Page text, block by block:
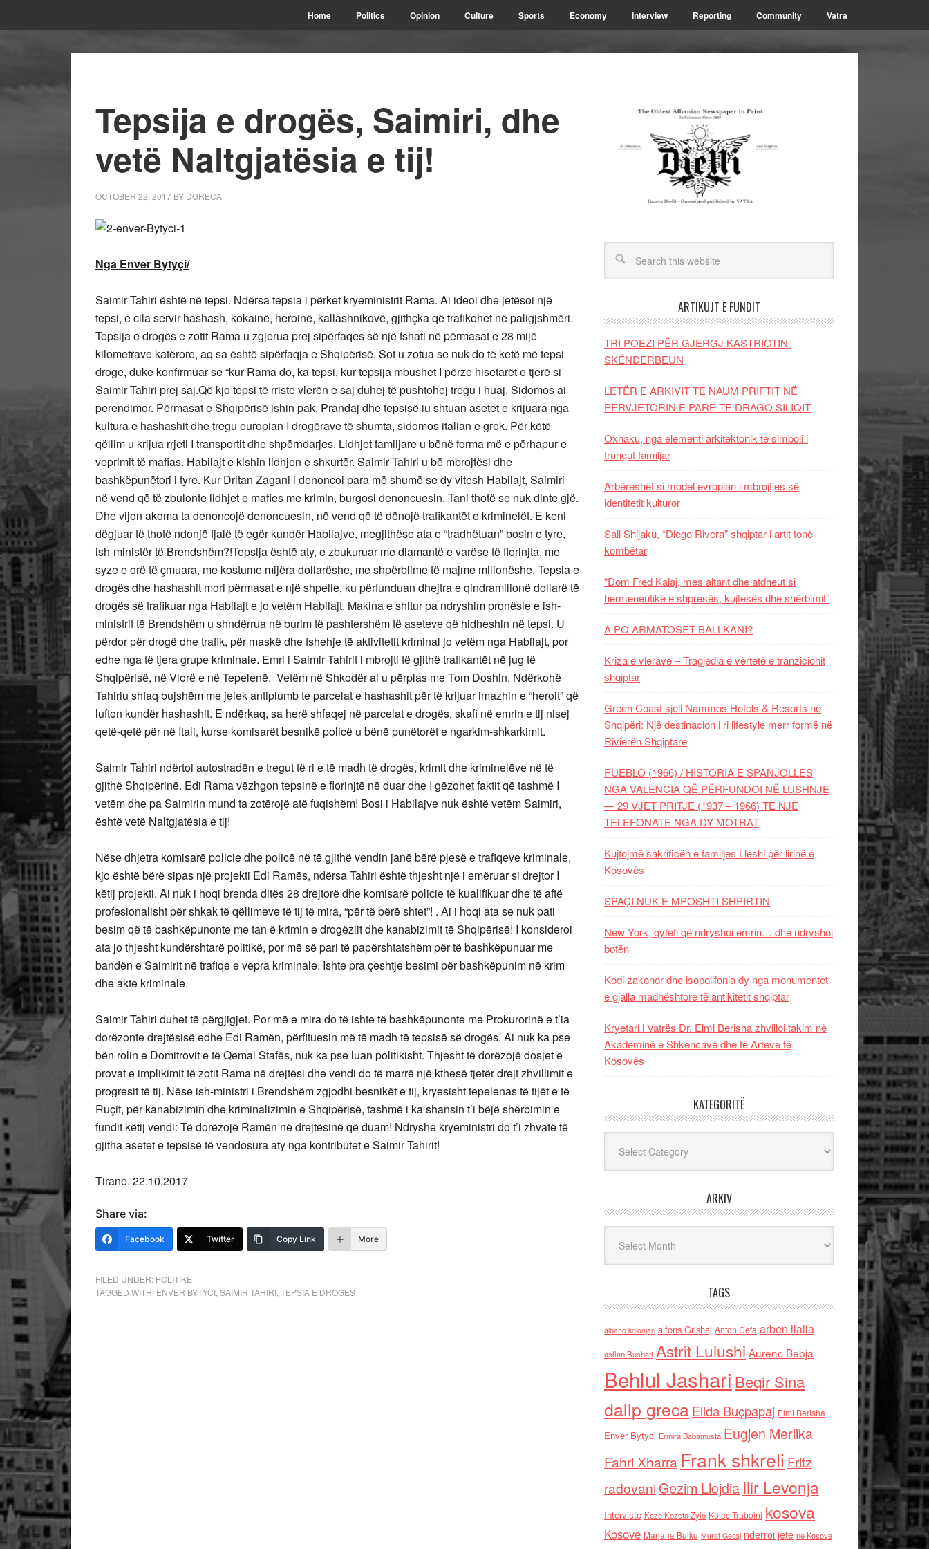
Home Politics Opinion Culture Sports Economy Interview Reporting Community Vatra
Tepsija e drogës, Saimiri, dhe
vetë Naltgjatësia e tij!
OCTOBER 22, 2017 BY DGRECA
Nga Enver Bytyçi/
Saimir Tahiri është në tepsi. Ndërsa tepsia i përket kryeministrit Rama. Ai ideoi dhe jetësoi një
tepsi, e cila servir hashash, kokainë, heroinë, kallashnikovë, gjithçka që trafikohet në paligjshmëri.
Tepsija e drogës e zotit Rama u zgjerua prej sipërfaqes së një fshati në përmasat e 28 mijë
kilometrave katërore, aq sa është sipërfaqja e Shqipërisë. Sot u zotua se nuk do të ketë më tepsi
droge, duke konfirmuar se “kur Rama do, ka tepsi, kur tepsija mbushet I përze hisetarët e tjerë si
Saimir Tahiri prej saj.Që kjo tepsi të rriste vlerën e saj duhej të pushtohej tregu i huaj. Sidomos ai
perendimor. Përmasat e Shqipërisë ishin pak. Prandaj dhe tepsisë iu shtuan asetet e krijuara nga
kultura e hashashit dhe tregu europian I drogërave të shumta, sidomos italian e grek. Për këtë
qëllim u krijua rrjeti I transportit dhe shpërndarjes. Lidhjet familjare u bënë forma më e përhapur e
veprimit të mafias. Habilajt e kishin lidhjen e shkurtër. Saimir Tahiri u bë mbrojtësi dhe
bashkëpunëtori i tyre. Kur Dritan Zagani i denoncoi para më shumë se dy vitesh Habilajt, Saimiri
në vend që të zbulonte lidhjet e mafies me krimin, burgosi denoncuesin. Tani thotë se nuk dinte gjë.
Dhe vijon akoma ta denoncojë denoncuesin, në vend që të dënojë trafikantët e kriminelët. E keni
dëgjuar të thotë ndonjë fjalë të egër kundër Habilajve, megjithëse ata e “tradhëtuan” bosin e tyre,
ish-ministër të Brendshëm?!Tepsija është aty, e zbukuruar me diamantë e varëse të florinjta, me
syze e orë të çmuara, me kostume mijëra dollarëshe, me shpërblime të majme milionëshe. Tepsia e
drogës dhe hashashit mori përmasat e një shpelle, ku përfunduan dhejtra e qindramilionë dollarë të
drogës së trafikuar nga Habilajt e jo vetëm Habilajt. Makina e shitur pa ndryshim pronësie e ish-
ministrit të Brendshëm u shndërrua në burim të pashtershëm të aseteve që hidheshin në tepsi. U
përdor për drogë dhe trafik, për maskë dhe fshehje të aktivitetit kriminal jo vetëm nga Habilajt, por
edhe nga të tjera grupe kriminale. Emri i Saimir Tahirit i mbrojti të gjithë trafikantët në jug të
Shqipërisë, në Vlorë e në Tepelenë. Vetëm në Shkodër ai u përplas me Tom Doshin. Ndërkohë
Tahiriu shfaq bujshëm me jelek antiplumb te parcelat e hashashit për të krijuar imazhin e “heroit” që
lufton kundër hashashit. E ndërkaq, sa herë shfaqej në parcelat e drogës, skafi në emrin e tij nisej
qetë-qetë për në Itali, kurse komisarët besnikë policë u bënë punëtorët e ngarkim-shkarkimit.
Saimir Tahiri ndërtoi autostradën e tregut të ri e të madh të drogës, krimit dhe kriminelëve në të
gjithë Shqipërinë. Edi Rama vëzhgon tepsinë e florinjtë në duar dhe I gëzohet faktit që tashmë I
vetëm dhe pa Saimirin mund ta zotërojë atë fuqishëm! Bosi i Habilajve nuk është vetëm Saimiri,
është vetë Naltgjatësia e tij!
Nëse dhjetra komisarë policie dhe policë në të gjithë vendin janë bërë pjesë e trafiqeve kriminale,
kjo është bërë sipas një projekti Edi Ramës, ndërsa Tahiri është thjesht një i emëruar si drejtor I
këtij projekti. Ai nuk i hoqi brenda ditës 28 drejtorë dhe komisarë policie të kualifikuar dhe të aftë
profesionalisht për shkak të qëllimeve të tij të mira, “për të bërë shtet”! . Ai i hoqi ata se nuk pati
besim që të bashkëpunonte me tan ë krimin e drogëziit dhe kanabizimit të Shqipërisë! I konsideroi
ata jo thjesht kundërshtarë politikë, por më së pari të papërshtatshëm për të bashkëpunuar me
bandën e Saimirit në trafiqe e vepra kriminale. Ishte pra çeshtje besimi për bashkëpunim në krim
dhe akte kriminale.
Saimir Tahiri duhet të përgjigjet. Por më e mira do të ishte të bashkëpunonte me Prokurorinë e t’ia
dorëzonte drejtësisë edhe Edi Ramën, përfituesin më të madh të tepsisë së drogës. Ai nuk ka pse
bën rolin e Domitrovit e të Qemal Stafës, nuk ka pse luan politikisht. Thjesht të dorëzojë dosjet e
provat e implikimit të zotit Rama në drejtësi dhe vendi do të marrë një kthesë tjetër drejt zhvillimit e
progresit të tij. Nëse ish-ministri i Brendshëm zgjodhi besnikët e tij, kryesisht tepelenas të tijët e të
Ruçit, për kanabizimin dhe kriminalizimin e Shqipërisë, tashmë i ka shansin t’i bëjë shërbimin e
fundit këtij vendi: Të dorëzojë Ramën në drejtësinë që duam! Ndryshe kryeministri do t’i zhvatë të
gjitha asetet e tepsisë të vendosura aty nga kontributet e Saimir Tahirit!
Tirane, 22.10.2017
Share via:
Facebook Twitter Copy Link More
FILED UNDER: POLITIKE
TAGGED WITH: ENVER BYTYCI SAIMIR TAHIRI TEPSIA E DROGES
ARTIKUJT E FUNDIT
TRI POEZI PËR GJERGJ KASTRIOTIN-
SKËNDERBEUN
LETËR E ARKIVIT TE NAUM PRIFTIT NË
PERVJETORIN E PARE TE DRAGO SILIQIT
Oxhaku, nga elementi arkitektonik te simboli i
trungut familjar
Arbëreshët si model evropian i mbrojtjes së
identitetit kulturor
Sali Shijaku, “Diego Rivera” shqiptar i artit tonë
kombëtar
“Dom Fred Kalaj, mes altarit dhe atdheut si
hermeneutikë e shpresës, kujtesës dhe shërbimit”
A PO ARMATOSET BALLKANI?
Kriza e vlerave – Tragjedia e vërtetë e tranzicionit
shqiptar
Green Coast sjell Nammos Hotels & Resorts në
Shqipëri: Një destinacion i ri lifestyle merr formë në
Rivierën Shqiptare
PUEBLO (1966) / HISTORIA E SPANJOLLES
NGA VALENCIA QË PËRFUNDOI NË LUSHNJE
— 29 VJET PRITJE (1937 – 1966) TË NJË
TELEFONATE NGA DY MOTRAT
Kujtojmë sakrificën e familjes Lleshi për lirinë e
Kosovës
SPAÇI NUK E MPOSHTI SHPIRTIN
New York, qyteti që ndryshoi emrin… dhe ndryshoi
botën
Kodi zakonor dhe isopolifonia dy nga monumentet
e gjalla madhështore të antikitetit shqiptar
Kryetari i Vatrës Dr. Elmi Berisha zhvilloi takim në
Akademinë e Shkencave dhe të Arteve të
Kosovës
KATEGORITË
ARKIV
TAGS
albano kolonjari alfons Grishaj Anton Cefa arben llalla
asllan Bushati Astrit Lulushi Aurenc Bebja
Behlul Jashari Beqir Sina
dalip grecaElida Buçpapaj Elmi Berisha
Enver Bytyci Ermira Babamusta Eugjen Merlika
Fahri Xharra Frank shkreli Fritz
radovaniGezim Llojdia Ilir Levonja
Interviste Keze Kozeta Zylo Kolec Traboini kosova
Kosove Marjana Bulku Murat Gecaj nderroi jete ne Kosove